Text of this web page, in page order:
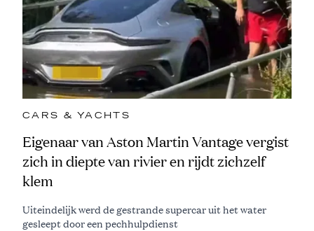
CARS & YACHTS
Eigenaar van Aston Martin Vantage vergist
zich in diepte van rivier en rijdt zichzelf
klem
Uiteindelijk werd de gestrande supercar uit het water
gesleept door een pechhulpdienst